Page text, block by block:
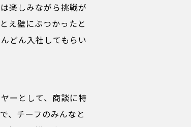
楽しみながら挑戦が
え壁にぶつかったと
どん入社してもらい
ーとして、商談に特
、チーフのみんなと